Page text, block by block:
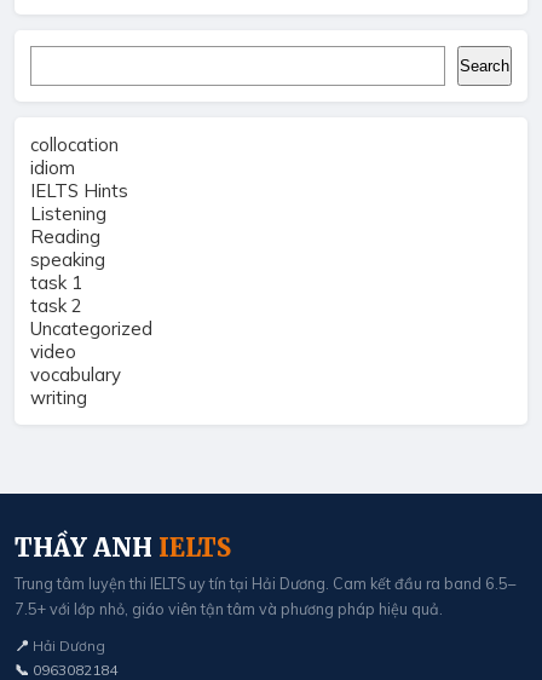
Search
collocation
idiom
IELTS Hints
Listening
Reading
speaking
task 1
task 2
Uncategorized
video
vocabulary
writing
THẦY ANH IELTS
Trung tâm luyện thi IELTS uy tín tại Hải Dương. Cam kết đầu ra band 6.5–
7.5+ với lớp nhỏ, giáo viên tận tâm và phương pháp hiệu quả.
📍 Hải Dương
📞 0963082184